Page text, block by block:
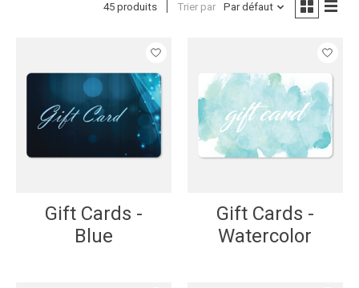
45 produits Trier par Par défaut
Gift Cards -
Blue
Gift Cards -
Watercolor